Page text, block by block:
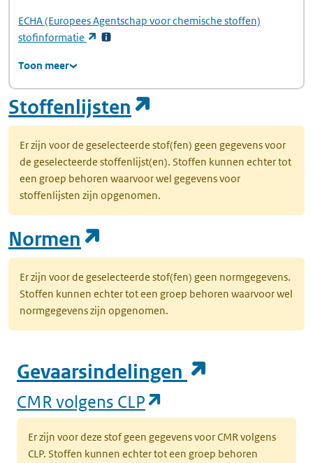
ECHA(Europees Agentschap voor chemische stoffen)
stofinformatie
(opent in een nieuw tabblad)
Toon meer
Stoffenlijsten
Er zijn voor de geselecteerde stof(fen) geen gegevens voor
de geselecteerde stoffenlijst(en). Stoffen kunnen echter tot
een groep behoren waarvoor wel gegevens voor
stoffenlijsten zijn opgenomen.
Normen
Er zijn voor de geselecteerde stof(fen) geen normgegevens.
Stoffen kunnen echter tot een groep behoren waarvoor wel
normgegevens zijn opgenomen.
Gevaarsindelingen
CMR volgens CLP
Er zijn voor deze stof geen gegevens voor CMR volgens
CLP. Stoffen kunnen echter tot een groep behoren